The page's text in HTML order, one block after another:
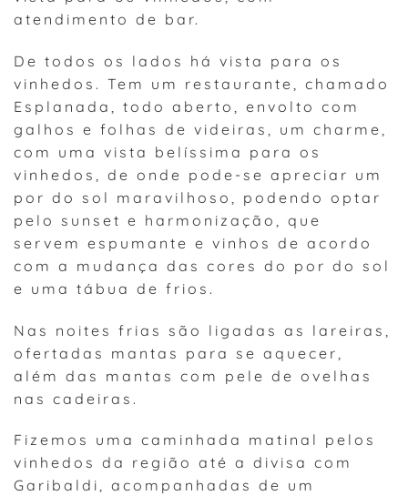
atendimento de bar.
De todos os lados há vista para os
vinhedos. Tem um restaurante, chamado
Esplanada, todo aberto, envolto com
galhos e folhas de videiras, um charme,
com uma vista belíssima para os
vinhedos, de onde pode-se apreciar um
por do sol maravilhoso, podendo optar
pelo sunset e harmonização, que
servem espumante e vinhos de acordo
com a mudança das cores do por do sol
e uma tábua de frios.
Nas noites frias são ligadas as lareiras,
ofertadas mantas para se aquecer,
além das mantas com pele de ovelhas
nas cadeiras.
Fizemos uma caminhada matinal pelos
vinhedos da região até a divisa com
Garibaldi, acompanhadas de um